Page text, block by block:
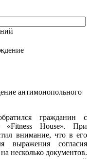
антимонопольного
гражданин с
«Fitness House». При
внимание, что в его
выражения согласия
несколько документов.